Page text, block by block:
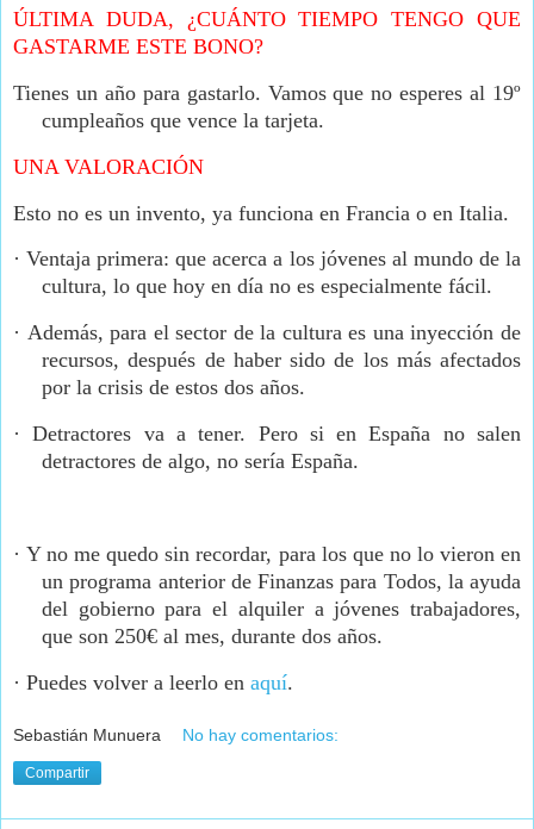
ÚLTIMA DUDA, ¿CUÁNTO TIEMPO TENGO QUE
GASTARME ESTE BONO?
Tienes un año para gastarlo. Vamos que no esperes al 19º
cumpleaños que vence la tarjeta.
UNA VALORACIÓN
Esto no es un invento, ya funciona en Francia o en Italia.
· Ventaja primera: que acerca a los jóvenes al mundo de la
cultura, lo que hoy en día no es especialmente fácil.
· Además, para el sector de la cultura es una inyección de
recursos, después de haber sido de los más afectados
por la crisis de estos dos años.
·
Detractores va a tener. Pero si en España no salen
detractores de algo, no sería España.
· Y no me quedo sin recordar, para los que no lo vieron en
un programa anterior de Finanzas para Todos, la ayuda
del gobierno para el alquiler a jóvenes trabajadores,
que son 250€ al mes, durante dos años.
· Puedes volver a leerlo en aquí.
Sebastián Munuera No hay comentarios:
Compartir